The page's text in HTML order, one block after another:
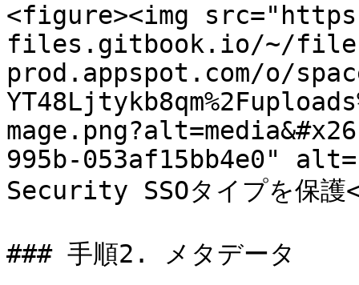
<figure><img
files.gitbook.io/~/
prod.appspot.com/o/
995b-053af15bb4e0"
Security SSOタイプを
### 手順2. メタデータ